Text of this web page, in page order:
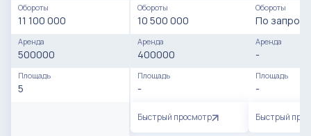
Обороты
11 100 000
Аренда
500000
Площадь
5
Обороты
10 500 000
Аренда
400000
Площадь
-
Быстрый просмотр
Обороты
По запросу
Аренда
-
Площадь
-
Быстрый